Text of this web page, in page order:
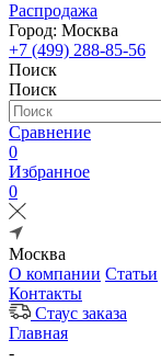
Распродажа
Город: Москва
+7 (499) 288-85-56
Поиск
Поиск
Сравнение
0
Избранное
0
Москва
О компании Статьи
Контакты
Стаус заказа
Главная
-